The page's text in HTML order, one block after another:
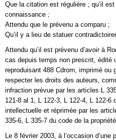
Que la citation est régulière ; qu’il est
connaissance ;
Attendu que le prévenu a comparu ;
Qu’il y a lieu de statuer
Attendu qu’il est prévenu d’avoir à
cas depuis temps non prescrit, édité
reproduisant 488 Cdrom, imprimé ou
respecter les droits des auteurs,
infraction prévue par les articles L
121-8 al 1, L 122-3, L 122-4, L 122-6
intellectuelle et réprimée par les
335-6, L 335-7 du code de la
Le 8 février 2003, à l’occasion